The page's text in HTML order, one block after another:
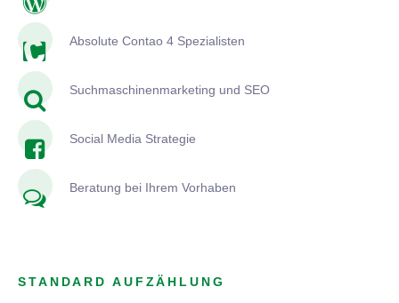
Absolute Contao 4 Spezialisten
Suchmaschinenmarketing und SEO
Social Media Strategie
Beratung bei Ihrem Vorhaben
STANDARD AUFZÄHLUNG